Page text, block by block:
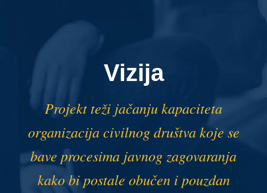
Vizija
Projekt teži jačanju kapaciteta
organizacija civilnog društva koje se
bave procesima javnog zagovaranja
kako bi postale obučen i pouzdan